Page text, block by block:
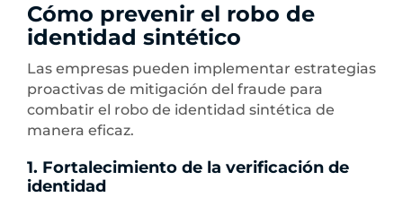
Cómo prevenir el robo de
identidad sintético
Las empresas pueden implementar estrategias
proactivas de mitigación del fraude para
combatir el robo de identidad sintética de
manera eficaz.
1. Fortalecimiento de la verificación de
identidad